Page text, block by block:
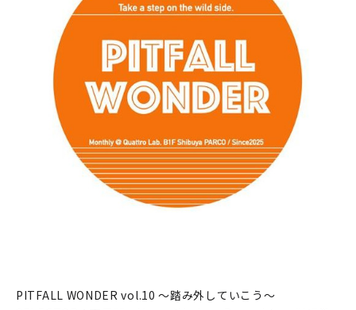
PITFALL WONDER vol.10 ～踏み外していこう〜